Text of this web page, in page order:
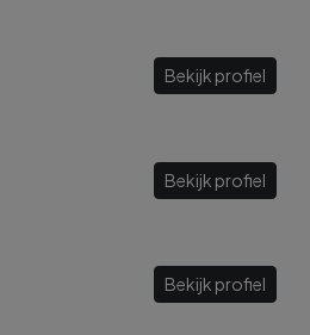
Bekijk profiel
Bekijk profiel
Bekijk profiel